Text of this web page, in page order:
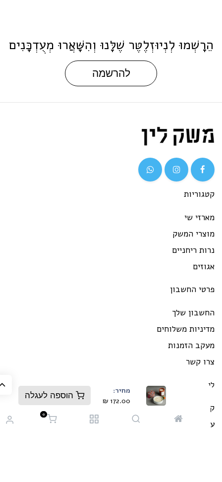
מחיר:
172.00
₪ הוספה לעגלה
לְנְיוּזְלֶטֶּר שֶׁלָּנוּ וְהִשָּׁאֲרוּ מְעֻדְכָּנִים
להרשמה
שי
המשק
ריחניים
החשבון
שלך
משלוחים
הזמנות
קשר
עלינו
חברתית